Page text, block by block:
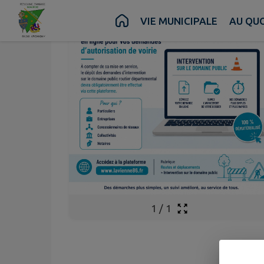
Contenu Recherche Pied de page
VIE MUNICIPALE AU
1 / 1